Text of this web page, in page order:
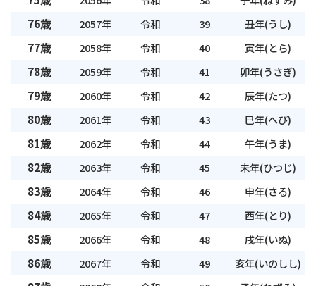
76歳 2057年 令和 39 丑年(うし)
77歳 2058年 令和 40 寅年(とら)
78歳 2059年 令和 41 卯年(うさぎ)
79歳 2060年 令和 42 辰年(たつ)
80歳 2061年 令和 43 巳年(へび)
81歳 2062年 令和 44 午年(うま)
82歳 2063年 令和 45 未年(ひつじ)
83歳 2064年 令和 46 申年(さる)
84歳 2065年 令和 47 酉年(とり)
85歳 2066年 令和 48 戌年(いぬ)
86歳 2067年 令和 49 亥年(いのしし)